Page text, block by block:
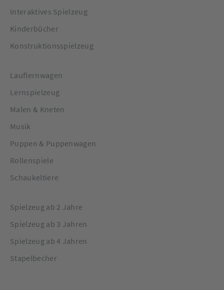
Interaktives Spielzeug
Kinderbücher
Konstruktionsspielzeug
Lauflernwagen
Lernspielzeug
Malen & Kneten
Musik
Puppen & Puppenwagen
Rollenspiele
Schaukeltiere
Spielzeug ab 2 Jahre
Spielzeug ab 3 Jahren
Spielzeug ab 4 Jahren
Stapelbecher